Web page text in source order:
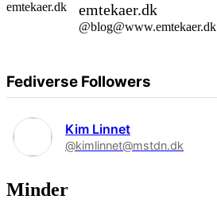
emtekaer.dk
@blog@www.emtekaer.dk
Fediverse Followers
Kim Linnet
@kimlinnet@mstdn.dk
Minder